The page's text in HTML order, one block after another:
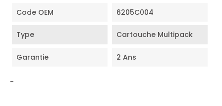
Code OEM 6205C004
Type Cartouche Multipack
Garantie 2 Ans
-